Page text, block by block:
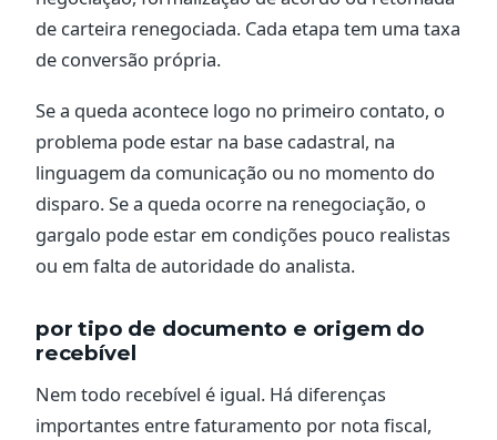
de carteira renegociada. Cada etapa tem uma taxa
de conversão própria.
Se a queda acontece logo no primeiro contato, o
problema pode estar na base cadastral, na
linguagem da comunicação ou no momento do
disparo. Se a queda ocorre na renegociação, o
gargalo pode estar em condições pouco realistas
ou em falta de autoridade do analista.
por tipo de documento e origem do
recebível
Nem todo recebível é igual. Há diferenças
importantes entre faturamento por nota fiscal,